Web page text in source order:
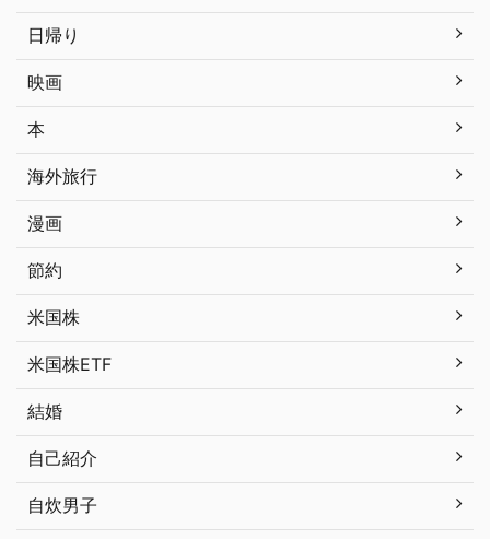
日帰り
映画
本
海外旅行
漫画
節約
米国株
米国株ETF
結婚
自己紹介
自炊男子